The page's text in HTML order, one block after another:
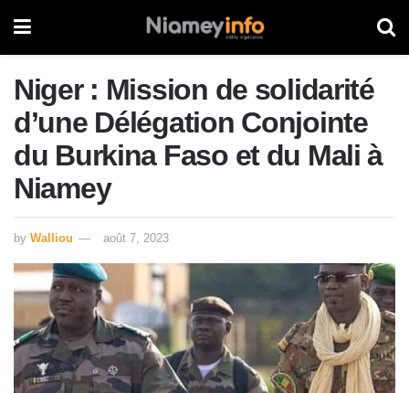
Niger : Mission de solidarité
d’une Délégation Conjointe
du Burkina Faso et du Mali à
Niamey
by Walliou août 7, 2023